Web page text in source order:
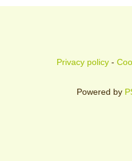
Privacy policy-
Powered by